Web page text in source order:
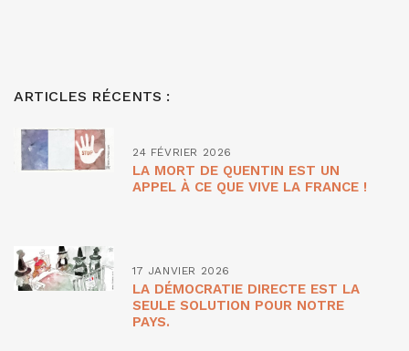
ARTICLES RÉCENTS :
24 FÉVRIER 2026
LA MORT DE QUENTIN EST UN
APPEL À CE QUE VIVE LA FRANCE !
17 JANVIER 2026
LA DÉMOCRATIE DIRECTE EST LA
SEULE SOLUTION POUR NOTRE
PAYS.